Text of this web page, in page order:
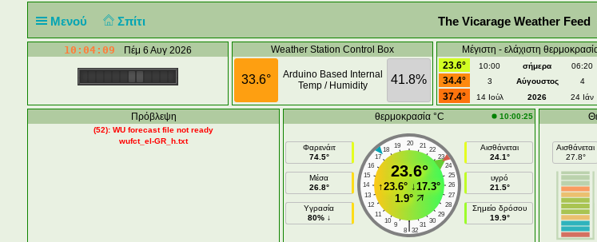
Μενού Σπίτι The Vicarage Weather
10:04:09 Πέμ 6 Αυγ 2026 Weather Station Control Box
33.6° 41.8%
Arduino Based Internal
Temp / Humidity
Μέγιστη - ελάχιστη
23.6°
10:00 σήμερα 06:20
34.4°
3 Αύγουστος 4
37.4°
14 Ιούλ 2026 24 Ιάν
Πρόβλεψη
(52): WU forecast file not ready
wufct_el-GR_h.txt
θερμοκρασία °C 10:00:25
Φαρενάιτ
74.5°
Μέσα
26.8°
Υγρασία
80% ↓
20
19 21
18
22
17
23
16
24
15
25
14
26
13
27
12
28
11
29
10
30
9 31
|
8 32
23.6°
↑23.6° ↓17.3°
1.9°
Αισθάνεται
24.1°
υγρό
21.5°
Σημείο δρόσου
19.9°
Αισθάνεται
27.8°